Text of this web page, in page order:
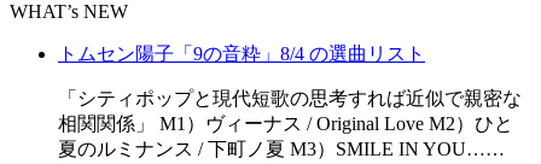
WHAT’s NEW
トムセン陽子「9の音粋」8/4 の選曲リスト
「シティポップと現代短歌の思考すれば近似で親密な
相関関係」 M1）ヴィーナス / Original Love M2）ひと
夏のルミナンス / 下町ノ夏 M3）SMILE IN YOU……